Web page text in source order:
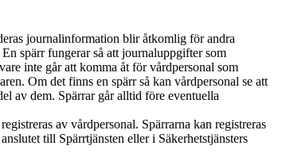
journalinformation blir åtkomlig för andra
spärr fungerar så att journaluppgifter som
inte går att komma åt för vårdpersonal som
Om det finns en spärr så kan vårdpersonal se att
av dem. Spärrar går alltid före eventuella
av vårdpersonal. Spärrarna kan registreras
till Spärrtjänsten eller i Säkerhetstjänsters